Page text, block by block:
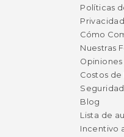
Políticas
Cómo
Nuestras
Costos de
Blog
Lista de
Incentivo